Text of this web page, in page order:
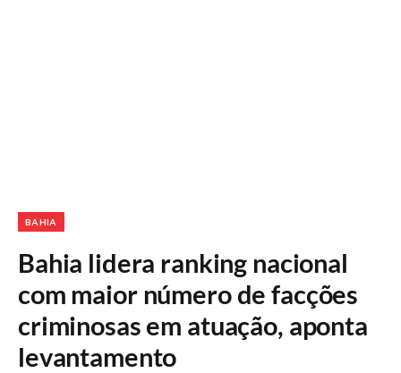
BAHIA
Bahia lidera ranking nacional
com maior número de facções
criminosas em atuação, aponta
levantamento